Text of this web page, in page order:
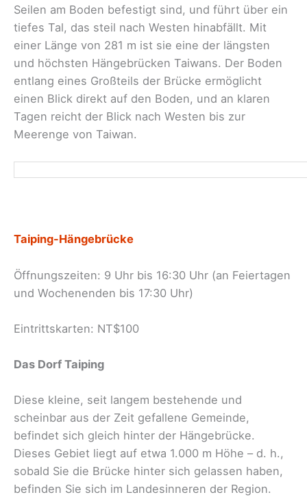
Seilen am Boden befestigt sind, und führt über ein
tiefes Tal, das steil nach Westen hinabfällt. Mit
einer Länge von 281 m ist sie eine der längsten
und höchsten Hängebrücken Taiwans. Der Boden
entlang eines Großteils der Brücke ermöglicht
einen Blick direkt auf den Boden, und an klaren
Tagen reicht der Blick nach Westen bis zur
Meerenge von Taiwan.
Taiping-Hängebrücke
Öffnungszeiten: 9 Uhr bis 16:30 Uhr (an Feiertagen
und Wochenenden bis 17:30 Uhr)
Eintrittskarten: NT$100
Das Dorf Taiping
Diese kleine, seit langem bestehende und
scheinbar aus der Zeit gefallene Gemeinde,
befindet sich gleich hinter der Hängebrücke.
Dieses Gebiet liegt auf etwa 1.000 m Höhe – d. h.,
sobald Sie die Brücke hinter sich gelassen haben,
befinden Sie sich im Landesinneren der Region.